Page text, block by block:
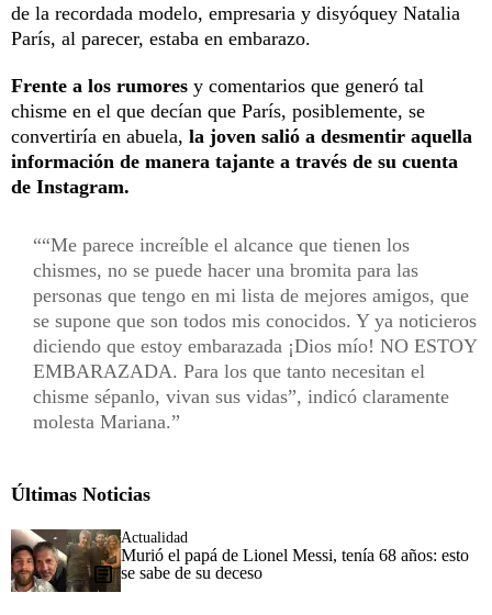
de la recordada modelo, empresaria y disyóquey Natalia
París, al parecer, estaba en embarazo.
Frente a los rumores y comentarios que generó tal
chisme en el que decían que París, posiblemente, se
convertiría en abuela, la joven salió a desmentir aquella
información de manera tajante a través de su cuenta
de Instagram.
“Me parece increíble el alcance que tienen los
chismes, no se puede hacer una bromita para las
personas que tengo en mi lista de mejores amigos, que
se supone que son todos mis conocidos. Y ya noticieros
diciendo que estoy embarazada ¡Dios mío! NO ESTOY
EMBARAZADA. Para los que tanto necesitan el
chisme sépanlo, vivan sus vidas”, indicó claramente
molesta Mariana.
Últimas Noticias
Actualidad
Murió el papá de Lionel Messi, tenía 68 años: esto
se sabe de su deceso